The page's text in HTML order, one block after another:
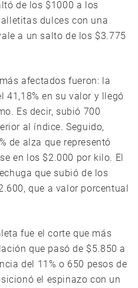
de los $1000 a los
dulces con una
a un salto de los $3.775
afectados fueron: la
41,18% en su valor y llegó
Es decir, subió 700
al índice. Seguido,
de alza que representó
en los $2.000 por kilo. El
que subió de los
que a valor porcentual
fue el corte que más
que pasó de $5.850 a
del 11% o 650 pesos de
el espinazo con un